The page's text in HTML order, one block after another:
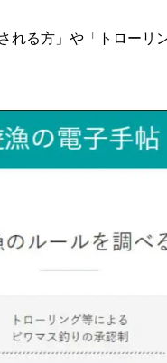
れる方」や「トロー